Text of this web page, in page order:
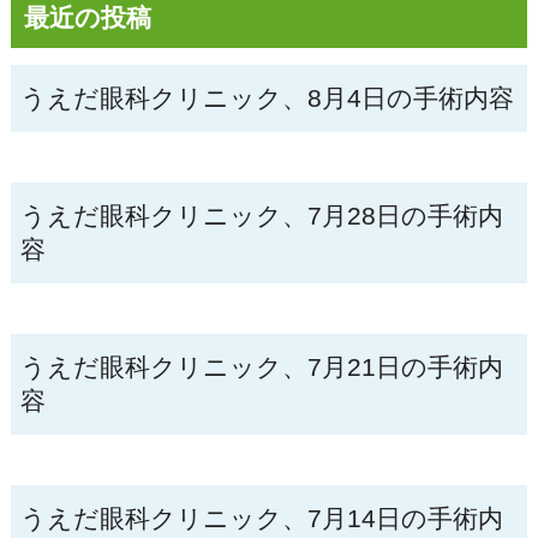
最近の投稿
うえだ眼科クリニック、8月4日の手術内容
うえだ眼科クリニック、7月28日の手術内
容
うえだ眼科クリニック、7月21日の手術内
容
うえだ眼科クリニック、7月14日の手術内